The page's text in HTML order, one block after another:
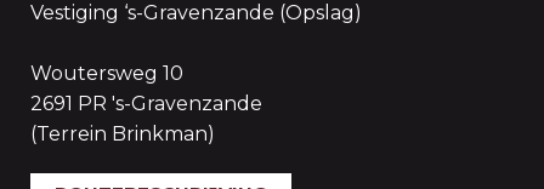
Vestiging ‘s-Gravenzande (Opslag)
Woutersweg 10
2691 PR 's-Gravenzande
(Terrein Brinkman)